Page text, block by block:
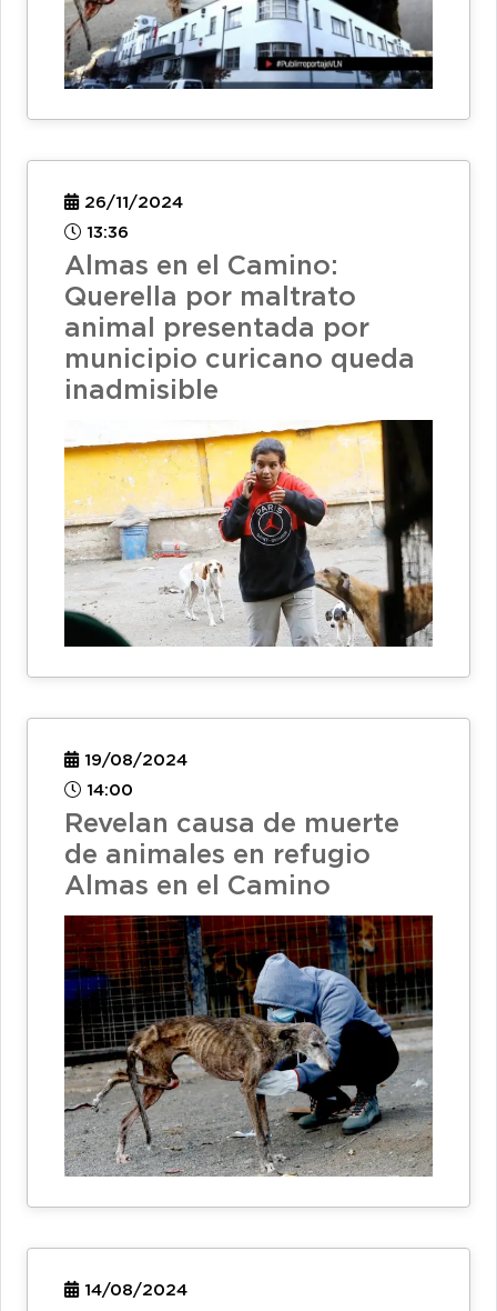
26/11/2024
13:36
Almas en el Camino:
Querella por maltrato
animal presentada por
municipio curicano queda
inadmisible
19/08/2024
14:00
Revelan causa de muerte
de animales en refugio
Almas en el Camino
14/08/2024